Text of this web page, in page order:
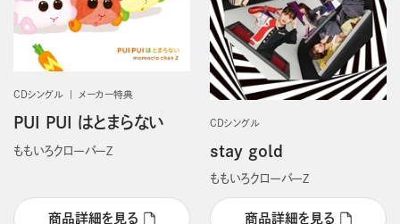
CDシングル メーカー特典
PUI PUI はとまらない
ももいろクローバーＺ
商品詳細を見る
CDシングル
stay gold
ももいろクローバーＺ
商品詳細を見る